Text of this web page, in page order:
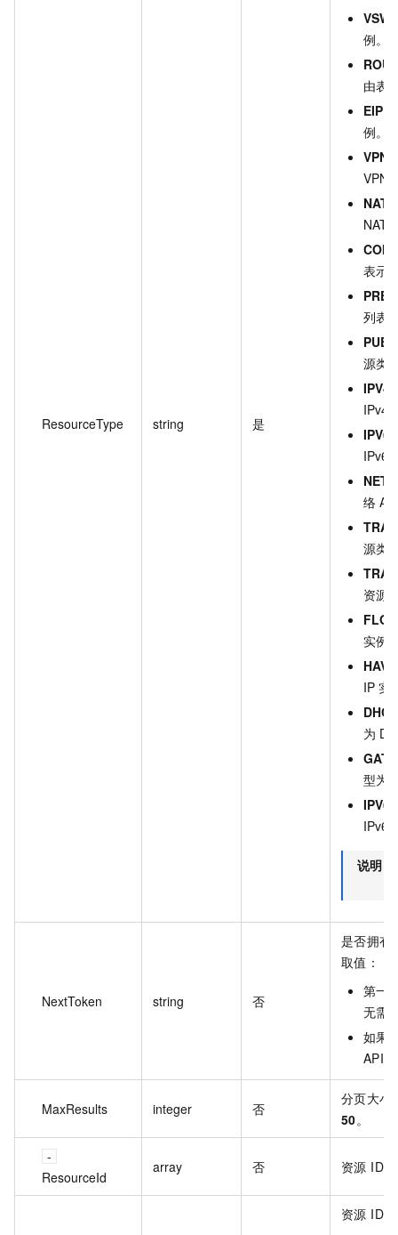
ResourceType string 是
例。
由表
EIP
例。
VPN
NAT
表示
列表
源类
IPv4
IPv6
络
源类
资源
实例
IP 实
为
型为
IPv6
说明
NextToken string 否
是否拥有
取值：
第一
无需
如果
API
MaxResults integer 否
分页大小
50。
ResourceId
array 否 资源 ID
资源 ID